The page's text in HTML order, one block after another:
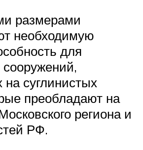
размерами
необходимую
для
сооружений,
на суглинистых
преобладают на
региона и
РФ.